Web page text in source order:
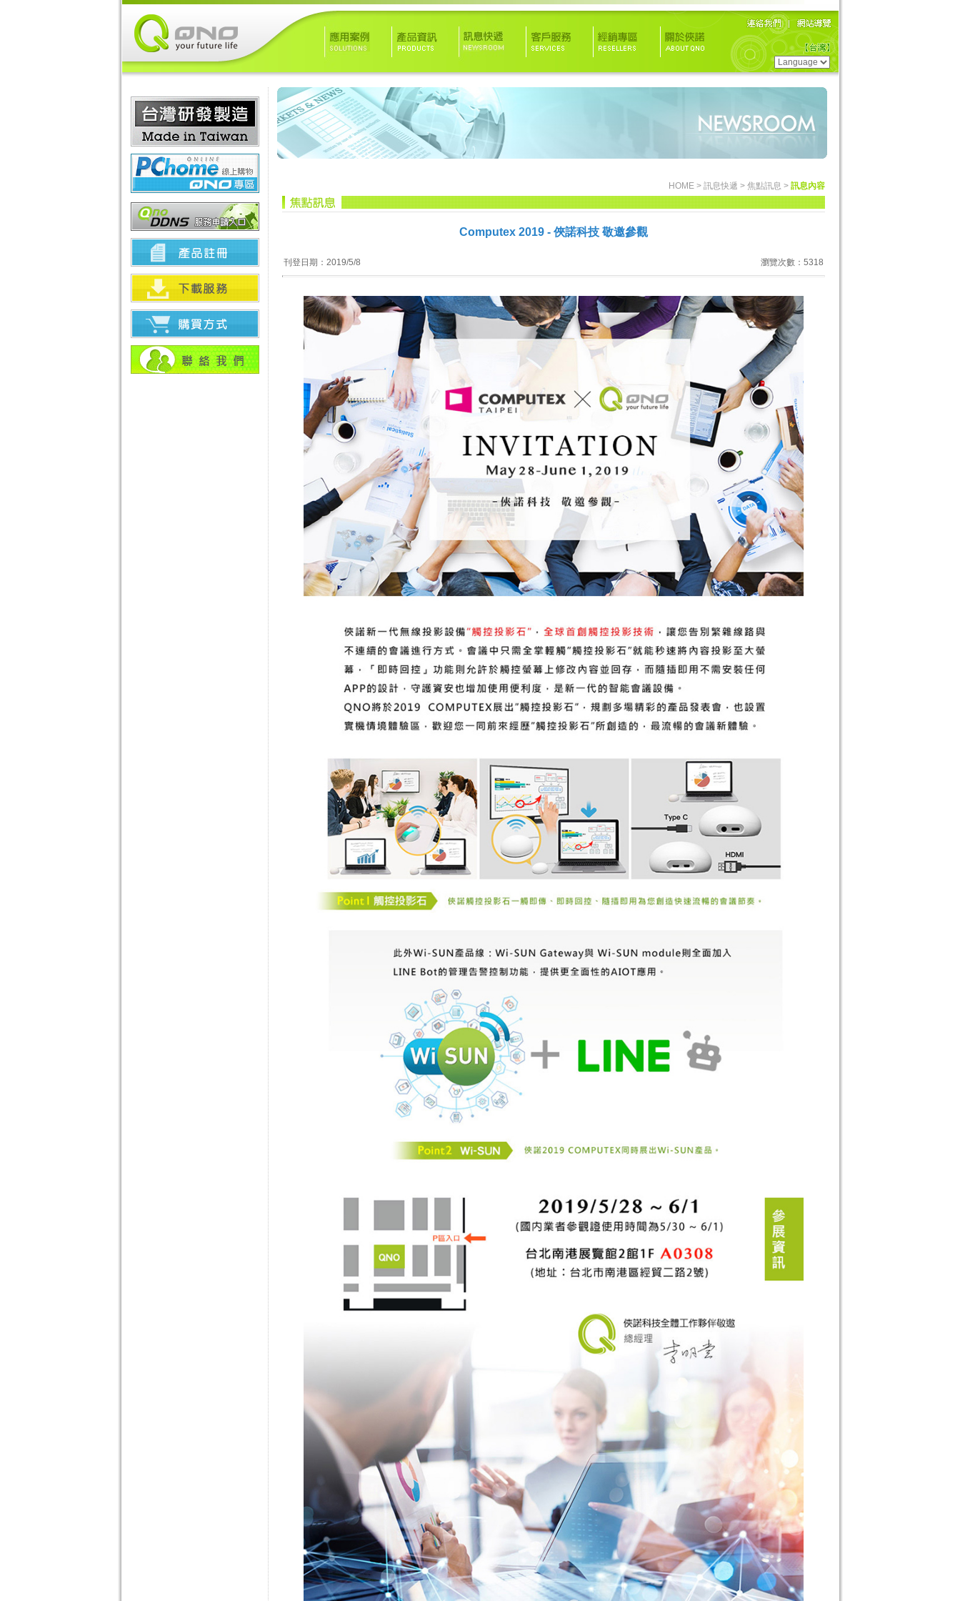
HOME> 訊息快遞 > 焦點訊息 > 訊息內容
Computex 2019 - 俠諾科技 敬邀參觀
刊登日期：2019/5/8 瀏覽次數：5318